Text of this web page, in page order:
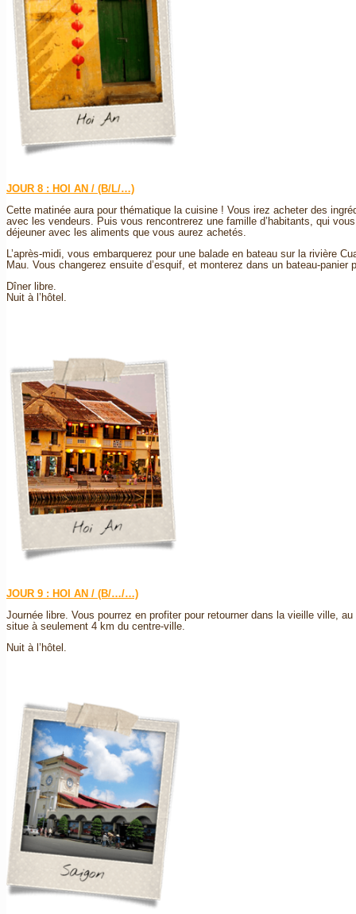
JOUR 8 : HOI AN / (B/L/…)
Cette matinée aura pour thématique la cuisine ! Vous irez acheter des
avec les vendeurs. Puis vous rencontrerez une famille d’habitants, qui
déjeuner avec les aliments que vous aurez achetés.
L’après-midi, vous embarquerez pour une balade en bateau sur la rivière
Mau. Vous changerez ensuite d’esquif, et monterez dans un bateau-
Dîner libre.
Nuit à l’hôtel.
JOUR 9 : HOI AN / (B/…/…)
Journée libre. Vous pourrez en profiter pour retourner dans la vieille ville,
situe à seulement 4 km du centre-ville.
Nuit à l’hôtel.